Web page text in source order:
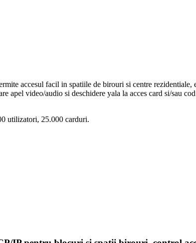
accesul facil in spatiile de birouri si centre
apel video/audio si deschidere yala la acces card si/sau
utilizatori, 25.000 carduri.